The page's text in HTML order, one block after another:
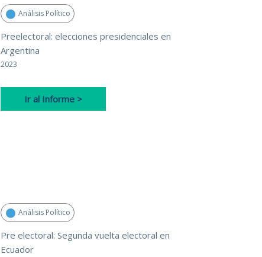
Análisis Político
Preelectoral: elecciones presidenciales en
Argentina
2023
Ir al Informe >
Análisis Político
Pre electoral: Segunda vuelta electoral en
Ecuador